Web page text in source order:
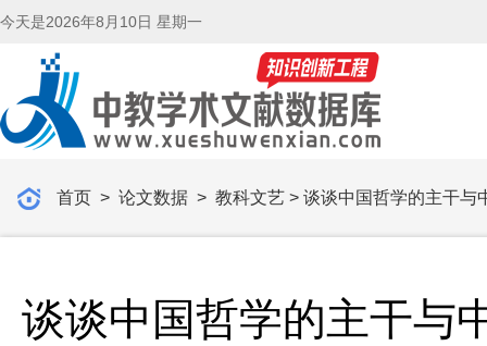
今天是2026年8月10日 星期一
首页 > 论文数据 > 教科文艺 > 谈谈中国哲学的主干与
谈谈中国哲学的主干与